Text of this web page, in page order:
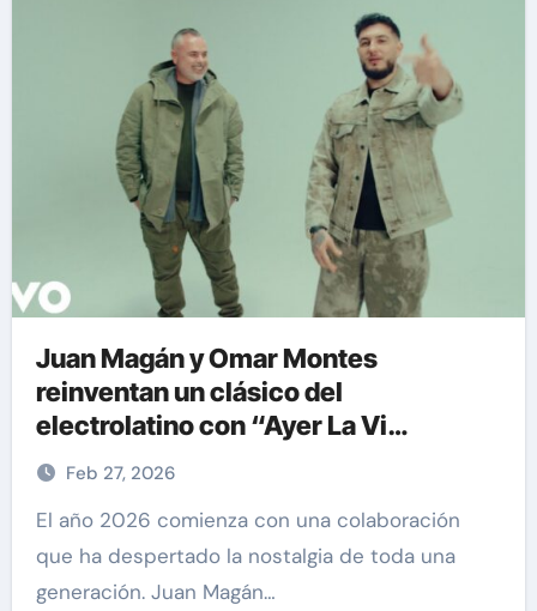
Juan Magán y Omar Montes
reinventan un clásico del
electrolatino con “Ayer La Vi
(BPA26)”
Feb 27, 2026
El año 2026 comienza con una colaboración
que ha despertado la nostalgia de toda una
generación. Juan Magán…